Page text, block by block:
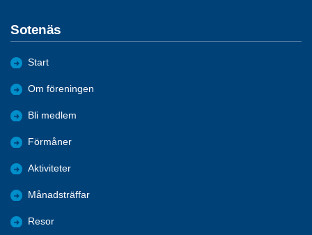
Sotenäs
Start
Om föreningen
Bli medlem
Förmåner
Aktiviteter
Månadsträffar
Resor